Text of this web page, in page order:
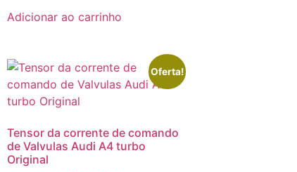
Adicionar ao carrinho
Oferta!
Tensor da corrente de comando
de Valvulas Audi A4 turbo
Original